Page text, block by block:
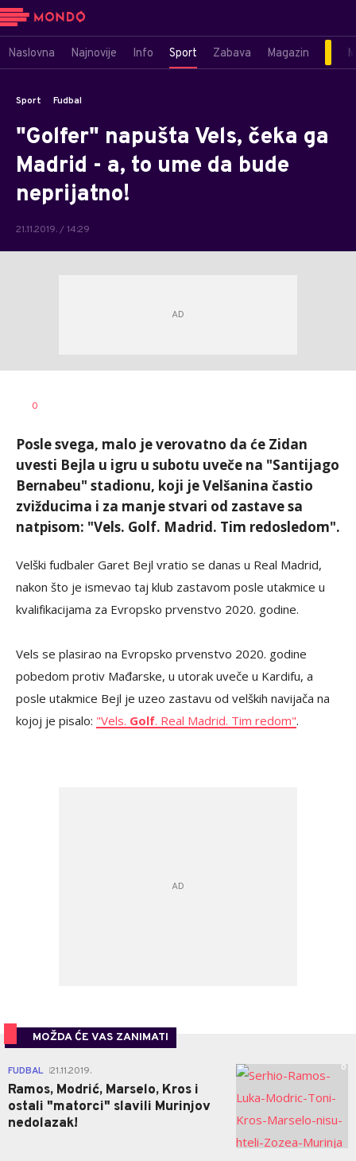
Naslovna Najnovije Info Sport Zabava Magazin
Sport Fudbal
"Golfer" napušta Vels, čeka ga
Madrid - a, to ume da bude
neprijatno!
21.11.2019. / 14:29
AUTOR
0
Posle svega, malo je verovatno da će Zidan
uvesti Bejla u igru u subotu uveče na "Santijago
Bernabeu" stadionu, koji je Velšanina častio
zvižducima i za manje stvari od zastave sa
natpisom: "Vels. Golf. Madrid. Tim redosledom".
Velški fudbaler Garet Bejl vratio se danas u Real Madrid,
nakon što je ismevao taj klub zastavom posle utakmice u
kvalifikacijama za Evropsko prvenstvo 2020. godine.
Vels se plasirao na Evropsko prvenstvo 2020. godine
pobedom protiv Mađarske, u utorak uveče u Kardifu, a
posle utakmice Bejl je uzeo zastavu od velških navijača na
kojoj je pisalo: "Vels. Golf. Real Madrid. Tim redom".
MOŽDA ĆE VAS ZANIMATI
FUDBAL 21.11.2019.
Ramos, Modrić, Marselo, Kros i
ostali "matorci" slavili Murinjov
nedolazak!
0